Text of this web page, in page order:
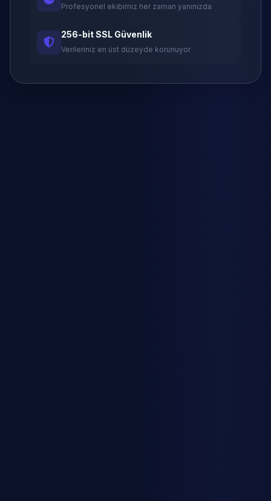
Profesyonel ekibimiz her zaman yanınızda
256-bit SSL Güvenlik
Verileriniz en üst düzeyde korunuyor